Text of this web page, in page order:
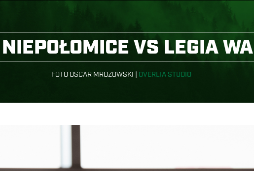
VS LEGIA
FOTO OSCAR MROZOWSKI | OVERLIA STUDIO